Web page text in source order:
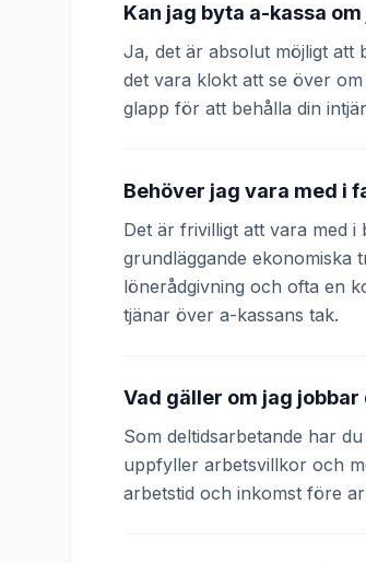
Kan jag byta a-kassa
Ja, det är absolut möjligt att
det vara klokt att se över
glapp för att behålla din
Behöver jag vara med i
Det är frivilligt att vara med i
grundläggande ekonomiska
lönerådgivning och ofta en
tjänar över a-kassans tak.
Vad gäller om jag jobbar
Som deltidsarbetande har
uppfyller arbetsvillkor och
arbetstid och inkomst före